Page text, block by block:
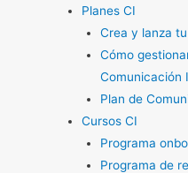
Planes CI
Crea y lanza
Cómo
Comunicación
Plan de
Cursos CI
Programa
Programa de